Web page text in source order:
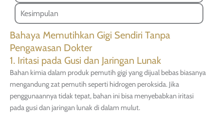
Kesimpulan
Bahaya Memutihkan Gigi Sendiri Tanpa
Pengawasan Dokter
1. Iritasi pada Gusi dan Jaringan Lunak
Bahan kimia dalam produk pemutih gigi yang dijual bebas biasanya
mengandung zat pemutih seperti hidrogen peroksida. Jika
penggunaannya tidak tepat, bahan ini bisa menyebabkan iritasi
pada gusi dan jaringan lunak di dalam mulut.